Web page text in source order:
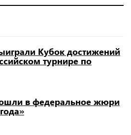
Кубок достижений
турнире по
в федеральное жюри